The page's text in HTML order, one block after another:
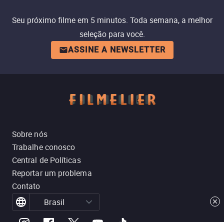
Seu próximo filme em 5 minutos. Toda semana, a melhor
seleção para você.
ASSINE A NEWSLETTER
Sobre nós
Trabalhe conosco
Central de Políticas
Reportar um problema
Contato
Brasil